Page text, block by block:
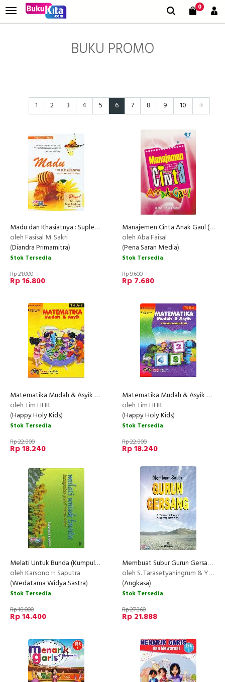
0
BUKU PROMO
1 2 3 4 5 6 7 8 9 10
Madu dan Khasiatnya : Suplemen Sehat tanpa Efek Samping
oleh Fasisal M. Sakri
(Diandra Primamitra)
Stok Tersedia
Rp 21.000
Rp 16.800
Manajemen Cinta Anak Gaul (2007)
oleh Aba Faisal
(Pena Saran Media)
Stok Tersedia
Rp 9.600
Rp 7.680
Matematika Mudah & Asyik TK A-2
oleh Tim HHK
(Happy Holy Kids)
Stok Tersedia
Rp 22.800
Rp 18.240
Matematika Mudah & Asyik TK B-2
oleh Tim HHK
(Happy Holy Kids)
Stok Tersedia
Rp 22.800
Rp 18.240
Melati Untuk Bunda (Kumpulan Puisi Anak-Anak)
oleh Karsono H Saputra
(Wedatama Widya Sastra)
Stok Tersedia
Rp 18.000
Rp 14.400
Membuat Subur Gurun Gersang
oleh S. Tarasetyaningrum & Yogi Prapnomo dkk.
(Angkasa)
Stok Tersedia
Rp 27.360
Rp 21.888